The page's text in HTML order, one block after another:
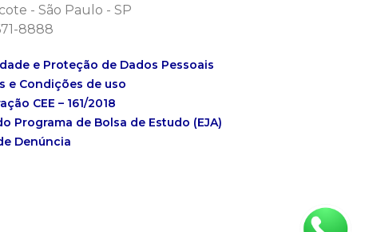
- São Paulo - SP
8888
e Proteção de Dados Pessoais
e Condições de uso
CEE – 161/2018
Programa de Bolsa de Estudo (EJA)
Denúncia